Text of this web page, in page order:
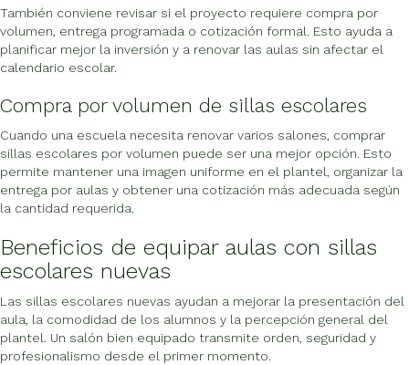
También conviene revisar si el proyecto requiere compra por
volumen, entrega programada o cotización formal. Esto ayuda a
planificar mejor la inversión y a renovar las aulas sin afectar el
calendario escolar.
Compra por volumen de sillas escolares
Cuando una escuela necesita renovar varios salones, comprar
sillas escolares por volumen puede ser una mejor opción. Esto
permite mantener una imagen uniforme en el plantel, organizar la
entrega por aulas y obtener una cotización más adecuada según
la cantidad requerida.
Beneficios de equipar aulas con sillas
escolares nuevas
Las sillas escolares nuevas ayudan a mejorar la presentación del
aula, la comodidad de los alumnos y la percepción general del
plantel. Un salón bien equipado transmite orden, seguridad y
profesionalismo desde el primer momento.